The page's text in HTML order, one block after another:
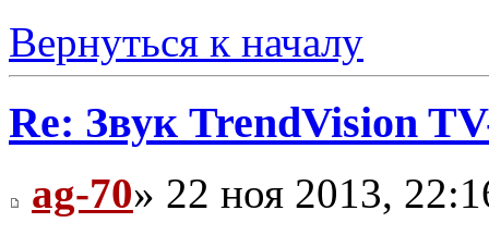
Вернуться к началу
Re: Звук TrendVision
ag-70» 22 ноя 2013,